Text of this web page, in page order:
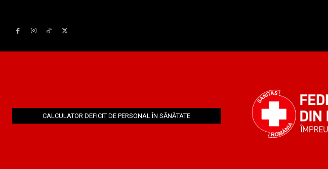
CALCULATOR DEFICIT DE PERSONAL ÎN SĂNĂTATE